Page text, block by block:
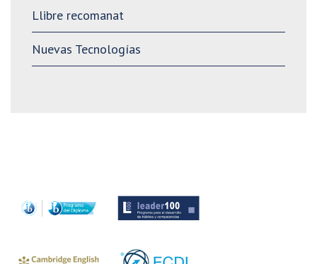
Llibre recomanat
Nuevas Tecnologías